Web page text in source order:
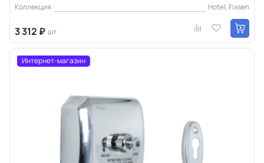
Коллекция Hotel, Fixsen
3 312 ₽ шт
Интернет-магазин